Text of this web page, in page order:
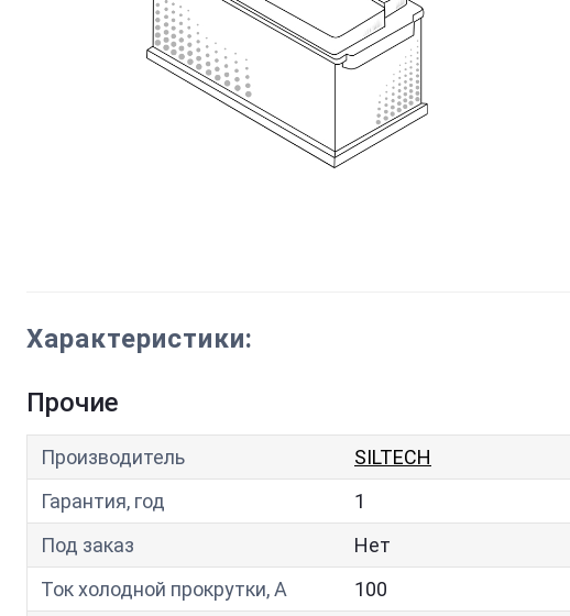
Характеристики:
Прочие
Производитель
SILTECH
Гарантия, год
1
Под заказ
Нет
Ток холодной прокрутки, A
100